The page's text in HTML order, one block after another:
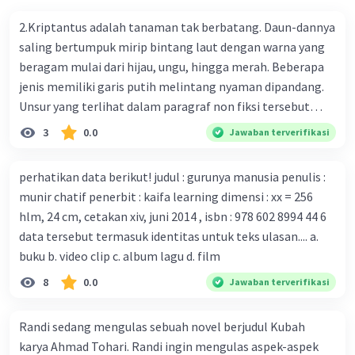
bersama sejumlah perusahaan biotek dan vaksin.
Beberapa waktu lalu, Kepala Laboratorium Identifikasi
Virus dari Institut Peter Doherty untuk Infeksi dan
kekebalan, Melbourne, Julian Druce, menyatakan mereka
mengembangkan virus Corona versi laboratorium dari
tubuh pasien yang terinfeksi untuk uji coba. Tanggapan
yang sesuai dengan berita tersebut adalah ... A.
serangan virus Corona dengan menemukan vaksin virus
tersebut. B. Para ilmuan perlu segera mempelajari virus
corona yang menjadi masalah besar bagi kesehatan dunia
karena persebarannya sangat cepat. C. Masyarakat perlu
mawas diri dan menjaga kesehatan dalam menghadapi
serangan virus corona yang mulai menyebar di Indonesia,
D. Virus corona menjadi masalah besar bagi kesehatan
2.Kriptantus adalah tanaman tak berbatang. Daun-dannya
saling bertumpuk mirip bintang laut dengan warna yang
beragam mulai dari hijau, ungu, hingga merah. Beberapa
jenis memiliki garis putih melintang nyaman dipandang.
Unsur yang terlihat dalam paragraf non fiksi tersebut
adalah... A. cara menyajikan isi buku B. bahasa yang
digunakan C. tokoh dan penokohan D. penyajian alur cerita
3 0.0 Jawaban terverifikasi
perhatikan data berikut! judul : gurunya manusia penulis :
munir chatif penerbit : kaifa learning dimensi : xx = 256
hlm, 24 cm, cetakan xiv, juni 2014 , isbn : 978 602 8994 44 6
data tersebut termasuk identitas untuk teks ulasan.... a.
buku b. video clip c. album lagu d. film
8 0.0 Jawaban terverifikasi
Randi sedang mengulas sebuah novel berjudul Kubah
karya Ahmad Tohari. Randi ingin mengulas aspek-aspek